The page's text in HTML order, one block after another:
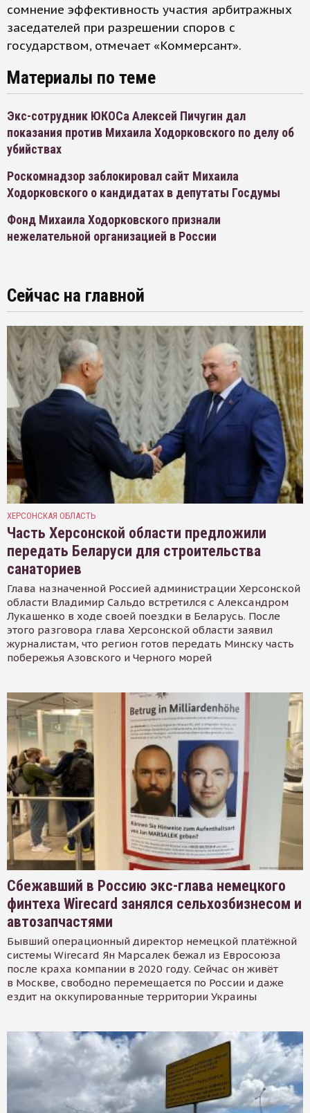
сомнение эффективность участия арбитражных
заседателей при разрешении споров с
государством, отмечает «Коммерсант».
Материалы по теме
Экс-сотрудник ЮКОСа Алексей Пичугин дал
показания против Михаила Ходорковского по делу об
убийствах
Роскомнадзор заблокировал сайт Михаила
Ходорковского о кандидатах в депутаты Госдумы
Фонд Михаила Ходорковского признали
нежелательной организацией в России
Сейчас на главной
ХЕРСОНСКАЯ ОБЛАСТЬ
Часть Херсонской области предложили
передать Беларуси для строительства
санаториев
Глава назначенной Россией администрации Херсонской
области Владимир Сальдо встретился с Александром
Лукашенко в ходе своей поездки в Беларусь. После
этого разговора глава Херсонской области заявил
журналистам, что регион готов передать Минску часть
побережья Азовского и Черного морей
Сбежавший в Россию экс-глава немецкого
финтеха Wirecard занялся сельхозбизнесом и
автозапчастями
Бывший операционный директор немецкой платёжной
системы Wirecard Ян Марсалек бежал из Евросоюза
после краха компании в 2020 году. Сейчас он живёт
в Москве, свободно перемещается по России и даже
ездит на оккупированные территории Украины